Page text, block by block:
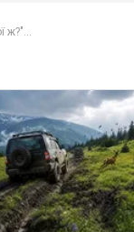
сполох
луки –
протягом